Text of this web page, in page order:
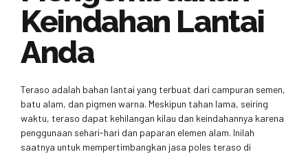
Keindahan Lantai
Anda
Teraso adalah bahan lantai yang terbuat dari campuran semen,
batu alam, dan pigmen warna. Meskipun tahan lama, seiring
waktu, teraso dapat kehilangan kilau dan keindahannya karena
penggunaan sehari-hari dan paparan elemen alam. Inilah
saatnya untuk mempertimbangkan jasa poles teraso di